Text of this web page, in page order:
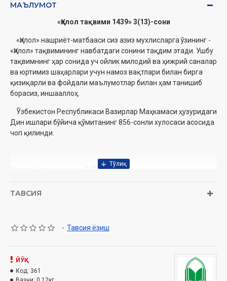
МАЪЛУМОТ
«Ҳилол тақвими 1439» 3(13)-сони
‎ ‎‎ «Ҳилол» нашриёт-матбааси сиз азиз мухлисларга ўзининг -
«Ҳилол» тақвимининг навбатдаги сонини тақдим этади. Ушбу
тақвимнинг ҳар сонида уч ойлик ‎милодий ва ҳижрий саналар
ва юртимиз шаҳарлари учун намоз вақтлари билан бирга
қизиқарли ва фойдали маълумотлар билан ҳам танишиб
борасиз, иншааллоҳ.‎
‎ ‎Ўзбекистон Республикаси Вазирлар Маҳкамаси ҳузуридаги
Дин ишлари бўйича қўмитанинг 856-сонли хулосаси асосида
чоп қилинди.
«Ҳилол тақвими 1439» 3(13)-сони
Сана:2018 йил
Ўлчами:
84×108 1/32‎
Муқоваси:юмшоқ
ТАВСИЯ
- Тавсия ёзиш
ЙЎҚ
Код: 361